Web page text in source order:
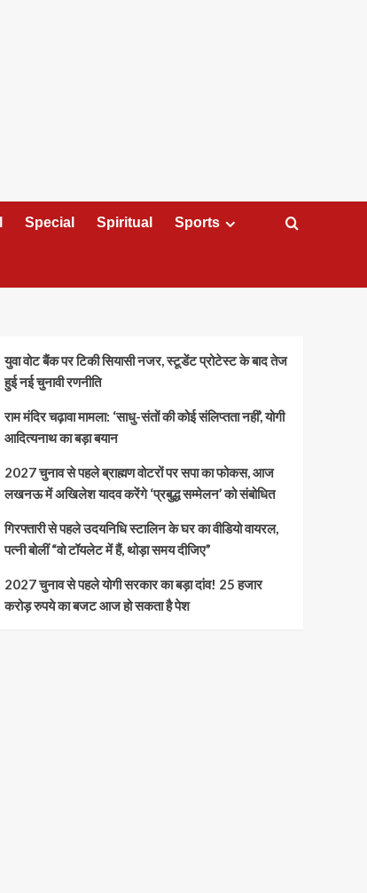
Special Spiritual Sports
युवा वोट बैंक पर टिकी सियासी नजर, स्टूडेंट प्रोटेस्ट के बाद तेज
हुई नई चुनावी रणनीति
राम मंदिर चढ़ावा मामला: ‘साधु-संतों की कोई संलिप्तता नहीं’, योगी
आदित्यनाथ का बड़ा बयान
2027 चुनाव से पहले ब्राह्मण वोटरों पर सपा का फोकस, आज
लखनऊ में अखिलेश यादव करेंगे ‘प्रबुद्ध सम्मेलन’ को संबोधित
गिरफ्तारी से पहले उदयनिधि स्टालिन के घर का वीडियो वायरल,
पत्नी बोलीं “वो टॉयलेट में हैं, थोड़ा समय दीजिए”
2027 चुनाव से पहले योगी सरकार का बड़ा दांव! 25 हजार
करोड़ रुपये का बजट आज हो सकता है पेश